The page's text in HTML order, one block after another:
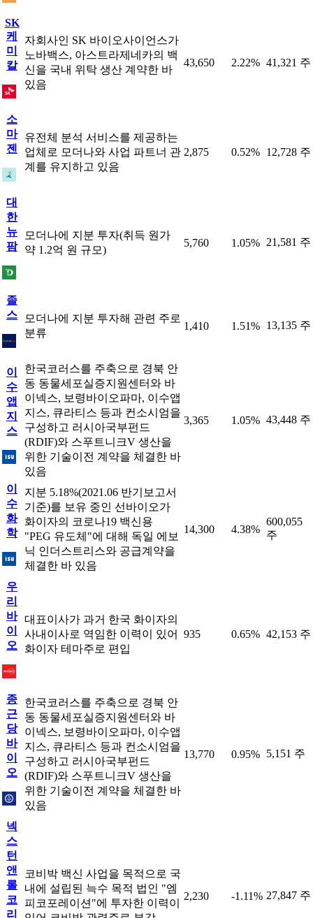
SK
케
미
칼
자회사인 SK 바이오사이언스가
노바백스, 아스트라제네카의 백
신을 국내 위탁 생산 계약한 바
있음
43,650 2.22% 41,321 주
소
마
젠
유전체 분석 서비스를 제공하는
업체로 모더나와 사업 파트너 관
계를 유지하고 있음
2,875 0.52% 12,728 주
대
한
뉴
팜
모더나에 지분 투자(취득 원가
약 1.2억 원 규모)
5,760 1.05% 21,581 주
졸
스
모더나에 지분 투자해 관련 주로
분류
1,410 1.51% 13,135 주
이
수
앱
지
스
한국코러스를 주축으로 경북 안
동 동물세포실증지원센터와 바
이넥스, 보령바이오파마, 이수앱
지스, 큐라티스 등과 컨소시엄을
구성하고 러시아국부펀드
(RDIF)와 스푸트니크V 생산을
위한 기술이전 계약을 체결한 바
있음
3,365 1.05% 43,448 주
이
수
화
학
지분 5.18%(2021.06 반기보고서
기준)를 보유 중인 선바이오가
화이자의 코로나19 백신용
"PEG 유도체"에 대해 독일 에보
닉 인더스트리스와 공급계약을
체결한 바 있음
14,300 4.38%
600,055
주
우
리
바
이
오
대표이사가 과거 한국 화이자의
사내이사로 역임한 이력이 있어
화이자 테마주로 편입
935 0.65% 42,153 주
종
근
당
바
이
오
한국코러스를 주축으로 경북 안
동 동물세포실증지원센터와 바
이넥스, 보령바이오파마, 이수앱
지스, 큐라티스 등과 컨소시엄을
구성하고 러시아국부펀드
(RDIF)와 스푸트니크V 생산을
위한 기술이전 계약을 체결한 바
있음
13,770 0.95% 5,151 주
넥
스
턴
앤
롤
코
리
코비박 백신 사업을 목적으로 국
내에 설립된 늑수 목적 법인 "엠
피코포레이션"에 투자한 이력이
2,230 -1.11% 27,847 주